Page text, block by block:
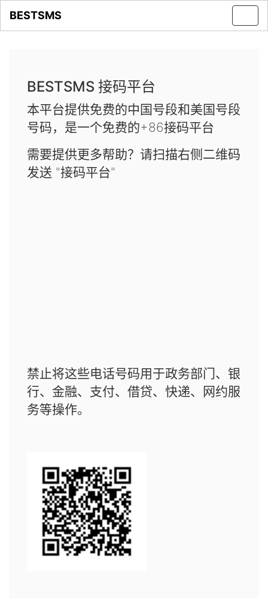
BESTSMS
BESTSMS 接码平台
本平台提供免费的中国号段和美国号段
号码，是一个免费的+86接码平台
需要提供更多帮助？请扫描右侧二维码
发送 "接码平台"
禁止将这些电话号码用于政务部门、银
行、金融、支付、借贷、快递、网约服
务等操作。